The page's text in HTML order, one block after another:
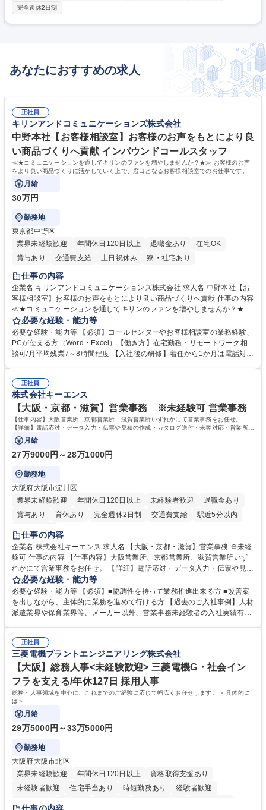
応、プロモーション、店舗運営、自社サービス提案等をお任せします。 ■
接客/販売 ■ご要望があればジュエリーやブランド品のお買取り ■店舗SNS
(LINEなど)によるお客様とのコミュニケーション ■お問合せ対応（在庫・
ル ■店舗運営（清掃・棚卸・検品作業） ■その他、自社サービスのご提案
(不動産 車 時計や鞄の修理サービスなど) お客様一人ひとりと向き合う接
客を大切にできます。アイデア発信も大歓迎です。 募集職種 年休128日
【ALLU新宿店/店舗スタッフ(買取販売)】グロース上場/研修制度◎
完全週休2日制
あなたにおすすめの求人
正社員
キリンアンドコミュニケーションズ株式会社
中野本社【お客様相談室】お客様のお声をもとにより良
い商品づくりへ貢献 インバウンドコールスタッフ
≪★コミュニケーションを通してキリンのファンを増やしませんか？★≫ お客様のお声
をより良い商品づくりに活かしていく上で、窓口となるお客様相談室でのお仕事です。
月給
30万円
勤務地
東京都中野区
業界未経験歓迎
年間休日120日以上 退職金あり
在宅OK
賞与あり
交通費支給 土日祝休み 寮・社宅あり
仕事の内容
企業名 キリンアンドコミュニケーションズ株式会社 求人名 中野本社【お
客様相談室】お客様のお声をもとにより良い商品づくりへ貢献 仕事の内容
≪★コミュニケーションを通してキリンのファンを増やしませんか？★≫
お客様のお声をより良い商品づくりに活かしていく上で、窓口となるお客
様相談室でのお仕事です。 日々お客様からいただくキリングループへのご
意見を、企業活動に活かしています。お客様からの声に迅速かつ誠意をも
って対応、情報提供するとともにグループ内活動に反映しています。 【具
平均100件前後■メール・手紙：同上40件前後 募集職種 中野本社【お客様
相談室】お客様のお声をもとにより良い商品づくりへ貢献
必要な経験・能力等
必要な経験・能力等 【必須】コールセンターやお客様相談室の業務経験、
PCが使える方（Word・Excel）【働き方】在宅勤務・リモートワーク相
談可/月平均残業7～8時間程度 【入社後の研修】着任から1か月は電話対応
すのでご安心ください。 【当社について】キリングループの広報機能を担
う会社として、お客様との出会いを大切にし、磨き上げたホスピタリティ
を込めてコミュニケーションをとりながら広報関連業務を行っておりま
す。 学歴・資格 学歴：大学院 大学 高専 短大 専修学校 高校 語学力： 資
格：
正社員
株式会社キーエンス
【大阪・京都・滋賀】営業事務 ※未経験可 営業事務
【仕事内容】大阪営業所、京都営業所、滋賀営業所いずれかにて営業事務をお任せ。
【詳細】電話応対・データ入力・伝票や見積の作成・カタログ送付・来客対応・営業所内
で発生する事務業務や業務改善をお任せ。
月給
27万9000円～28万1000円
勤務地
大阪府大阪市淀川区
業界未経験歓迎
年間休日120日以上 未経験者歓迎
退職金あり
賞与あり
育休あり 完全週休2日制 交通費支給
駅近5分以内
土日祝休み
仕事の内容
企業名 株式会社キーエンス 求人名 【大阪・京都・滋賀】営業事務 ※未経
験可 仕事の内容 【仕事内容】大阪営業所、京都営業所、滋賀営業所いず
れかにて営業事務をお任せ。 【詳細】電話応対・データ入力・伝票や見積
の作成・カタログ送付・来客対応・営業所内で発生する事務業務や業務改
善をお任せ。 【教育制度】ご入社後、育成担当とペアになりながらOJTに
て業務を覚えていただくことが可能です。業務システムがきちんと構築さ
れているため、スムーズに仕事に慣れることができる環境です。また、
募集職種 【大阪・京都・滋賀】営業事務 ※未経験可
必要な経験・能力等
必要な経験・能力等 【必須】■協調性を持って業務推進出来る方 ■改善案
を出しながら、主体的に業務を進めて行ける方 【過去のご入社事例】人材
派遣業界や保育業界等、メーカー以外、営業事務未経験者の入社実績有
えて、お客様や社員の状況に合わせ、能動的なサポート、改善の動きも期
待され。組織を支えるスペシャリストとして、チームに貢献し、結果的に
社員から頼られる存在になることができます。平均19:30の退勤以降の業
務の持ち帰りも禁止されており、メリハリのある働き方となります。 学
歴・資格 学歴：大学院 大学 高専 短大 語学力： 資格：
正社員
三菱電機プラントエンジニアリング株式会社
【大阪】総務人事<未経験歓迎> 三菱電機G・社会イン
フラを支える/年休127日 採用人事
総務・人事領域を中心に、これまでのご経験に応じて幅広くお任せします。 ＜具体的に
は＞
月給
29万5000円～33万5000円
勤務地
大阪府大阪市北区
業界未経験歓迎
年間休日120日以上
資格取得支援あり
未経験者歓迎
住宅手当あり 時短勤務あり
経験者歓迎
退職金あり